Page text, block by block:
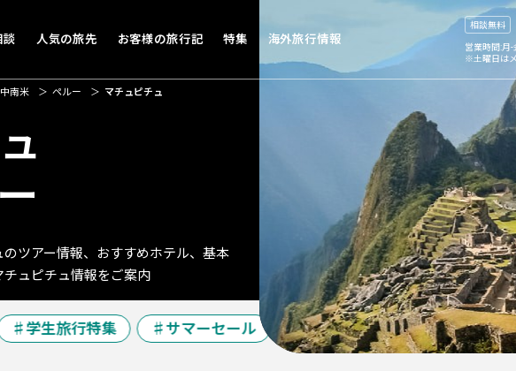
談 人気の旅先 お客様の旅行記 特集 海外旅行情報
相談無料
営業時間:月
※土曜日は
中南米 ペルー マチュピチュ
のツアー情報、おすすめホテル、基本
ュピチュ情報をご案内
学生旅行特集 サマーセール 夏休み特集 シルバーウィ